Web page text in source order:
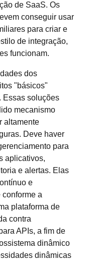
de SaaS. Os
conseguir usar
para criar e
de integração,
funcionam.
dos
"básicos"
Essas soluções
mecanismo
altamente
Deve haver
para
aplicativos,
e alertas. Elas
e
a
plataforma de
contra
APIs, a fim de
dinâmico
dinâmicas